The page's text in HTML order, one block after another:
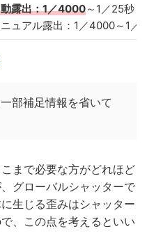
露出：1／4000～1／25秒
ュアル露出：1／4000～1／8
部補足情報を省いて
まで必要な方がどれほど
グローバルシャッターで
生じる歪みはシャッター
、この点を考えるといい